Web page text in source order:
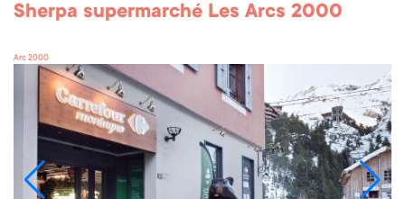
Sherpa supermarché Les Arcs 2000
Arc 2000